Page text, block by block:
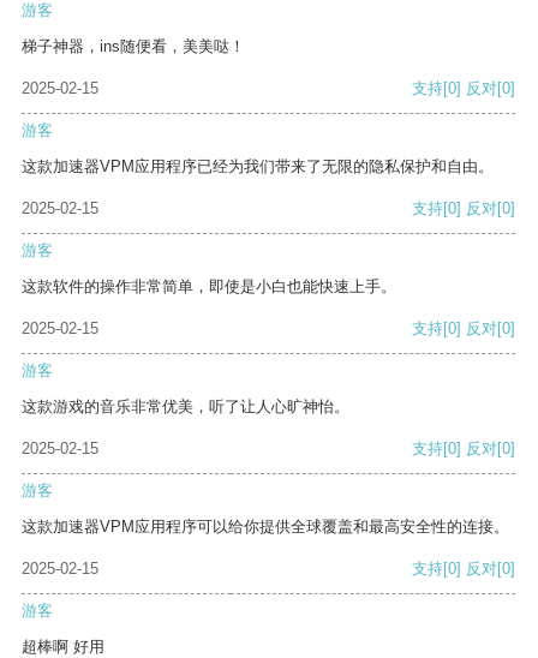
游客
梯子神器，ins随便看，美美哒！
2025-02-15 支持[0] 反对[0]
游客
这款加速器VPM应用程序已经为我们带来了无限的隐私保护和自由。
2025-02-15 支持[0] 反对[0]
游客
这款软件的操作非常简单，即使是小白也能快速上手。
2025-02-15 支持[0] 反对[0]
游客
这款游戏的音乐非常优美，听了让人心旷神怡。
2025-02-15 支持[0] 反对[0]
游客
这款加速器VPM应用程序可以给你提供全球覆盖和最高安全性的连接。
2025-02-15 支持[0] 反对[0]
游客
超棒啊 好用